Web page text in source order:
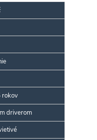
rokov
driverom